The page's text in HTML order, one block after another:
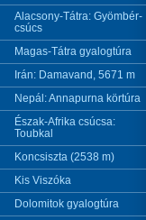
Alacsony-Tátra: Gyömbér-
csúcs
Magas-Tátra gyalogtúra
Irán: Damavand, 5671 m
Nepál: Annapurna körtúra
Észak-Afrika csúcsa:
Toubkal
Koncsiszta (2538 m)
Kis Viszóka
Dolomitok gyalogtúra